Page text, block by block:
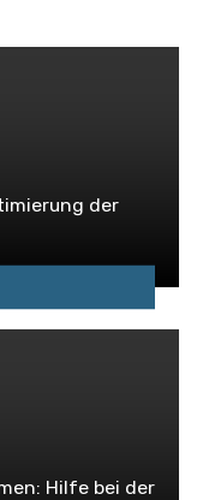
der
Hilfe bei der